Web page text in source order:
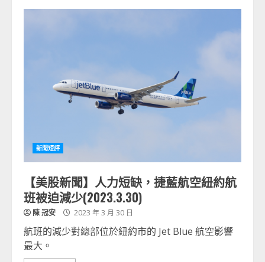
新聞短評
【美股新聞】人力短缺，捷藍航空紐約航
班被迫減少(2023.3.30)
陳 冠安 2023 年 3 月 30 日
航班的減少對總部位於紐約市的 Jet Blue 航空影響
最大。